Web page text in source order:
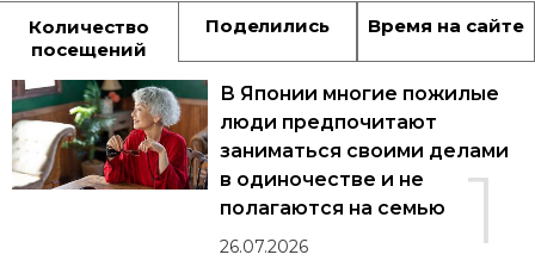
Количество
посещений
Поделились Время на сайте
1
В Японии многие пожилые
люди предпочитают
заниматься своими делами
в одиночестве и не
полагаются на семью
26.07.2026